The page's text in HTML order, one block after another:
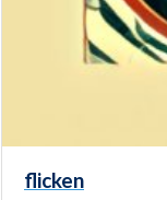
flicken